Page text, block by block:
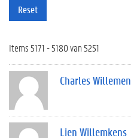
Reset
Items 5171 - 5180 van 5251
Charles Willemen
Lien Willemkens